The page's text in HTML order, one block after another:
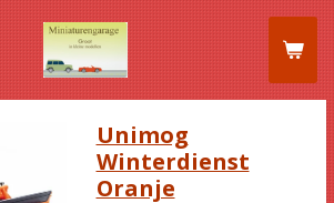
Unimog
Winterdienst
Oranje